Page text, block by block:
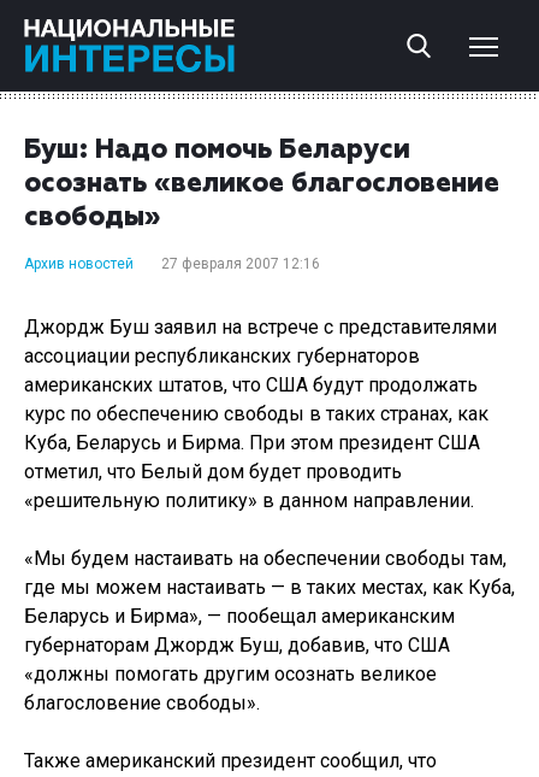
Буш: Надо помочь Беларуси
осознать «великое благословение
свободы»
Архив новостей 27 февраля 2007 12:16
Джордж Буш заявил на встрече с представителями
ассоциации республиканских губернаторов
американских штатов, что США будут продолжать
курс по обеспечению свободы в таких странах, как
Куба, Беларусь и Бирма. При этом президент США
отметил, что Белый дом будет проводить
«решительную политику» в данном направлении.
«Мы будем настаивать на обеспечении свободы там,
где мы можем настаивать — в таких местах, как Куба,
Беларусь и Бирма», — пообещал американским
губернаторам Джордж Буш, добавив, что США
«должны помогать другим осознать великое
благословение свободы».
Также американский президент сообщил, что